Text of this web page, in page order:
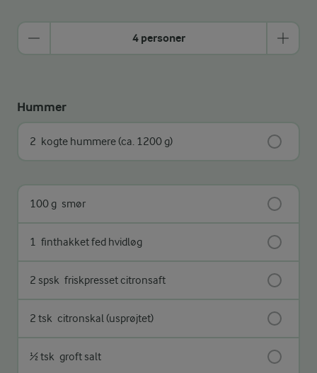
4 personer
Hummer
2 kogte hummere (ca. 1200 g)
100 g smør
1 finthakket fed hvidløg
2 spsk friskpresset citronsaft
2 tsk citronskal (usprøjtet)
½ tsk groft salt